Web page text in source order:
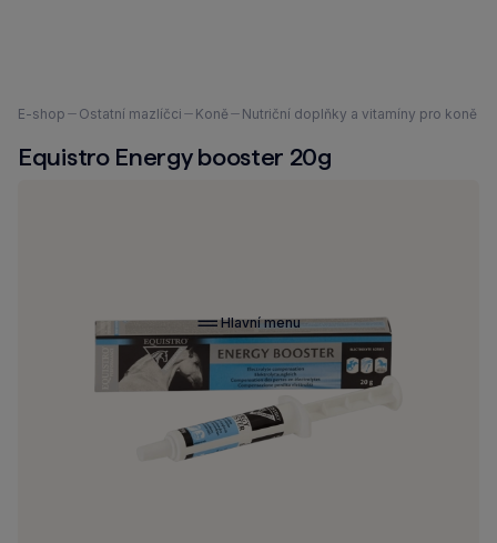
Hlavní menu
Nacházíte
zde:
E-shop Ostatní mazlíčci Koně Nutriční doplňky a vitamíny pro koně
Equistro Energy booster 20g